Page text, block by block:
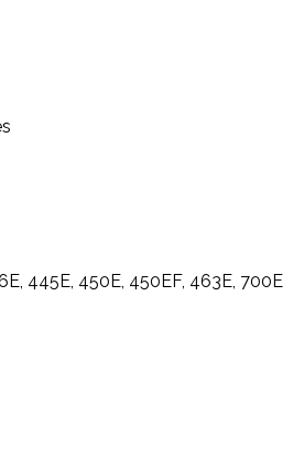
445E, 450E, 450EF, 463E, 700E